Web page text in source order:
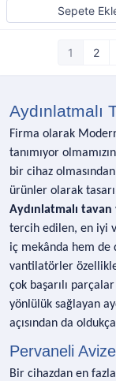
Sepete
1 2
Aydınlatmalı
Firma olarak
tanımıyor
bir cihaz
ürünler olarak
Aydınlatmalı
tercih edilen, en iyi
iç mekânda hem de
vantilatörler
çok başarılı
yönlülük sağlayan
açısından da
Pervaneli Avize
Bir cihazdan en